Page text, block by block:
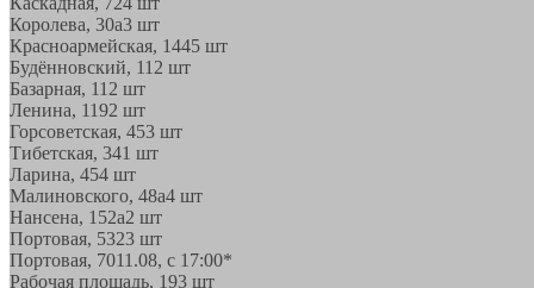
Королева, 30а3 шт
Красноармейская, 1445 шт
Будённовский, 11 2 шт
Базарная, 11 2 шт
Ленина, 1192 шт
Горсоветская, 453 шт
Тибетская, 341 шт
Ларина, 454 шт
Малиновского, 48а4 шт
Нансена, 152а2 шт
Портовая, 5323 шт
Портовая, 7011.08, с 17:00*
Рабочая площадь, 193 шт